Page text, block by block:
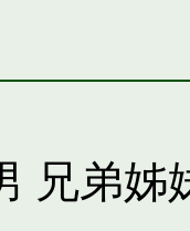
兄弟姊